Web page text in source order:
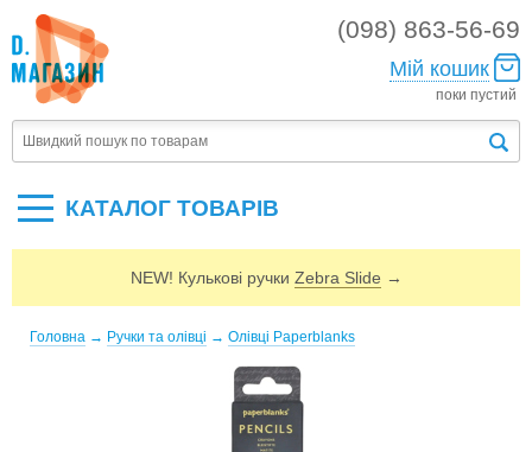
(098) 863-56-69
Мій кошик
поки пустий
КАТАЛОГ ТОВАРIВ
NEW! Кулькові ручки Zebra Slide →
Головна → Ручки та олівці → Олівці Paperblanks